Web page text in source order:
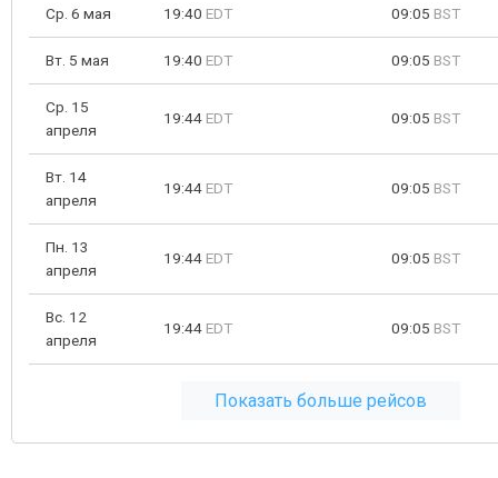
Ср. 6 мая 19:40 EDT 09:05 BST
Вт. 5 мая 19:40 EDT 09:05 BST
Ср. 15
апреля
19:44 EDT 09:05 BST
Вт. 14
апреля
19:44 EDT 09:05 BST
Пн. 13
апреля
19:44 EDT 09:05 BST
Вс. 12
апреля
19:44 EDT 09:05 BST
Показать больше рейсов